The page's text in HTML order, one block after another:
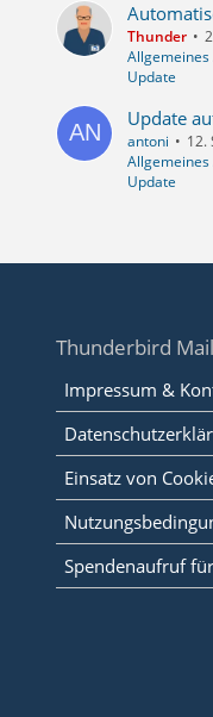
Thunder
Update
antoni
12.
Update
Thunderbird
Impressum &
Einsatz von
Spendenaufruf